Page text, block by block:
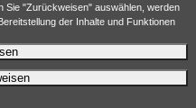
Sie "Zurückweisen" auswählen, werden
der Inhalte und Funktionen